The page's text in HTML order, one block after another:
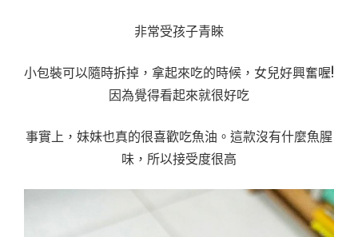
非常受孩子青睞
小包裝可以隨時拆掉，拿起來吃的時候，女兒好興奮喔!
因為覺得看起來就很好吃
事實上，妹妹也真的很喜歡吃魚油。這款沒有什麼魚腥
味，所以接受度很高